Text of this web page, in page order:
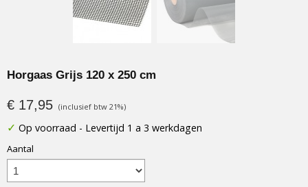
Horgaas Grijs 120 x 250 cm
€ 17,95 (inclusief btw 21%)
✓ Op voorraad - Levertijd 1 a 3 werkdagen
Aantal